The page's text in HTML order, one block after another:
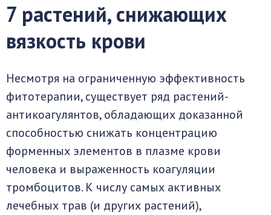
7 растений, снижающих
вязкость крови
Несмотря на ограниченную эффективность
фитотерапии, существует ряд растений-
антикоагулянтов, обладающих доказанной
способностью снижать концентрацию
форменных элементов в плазме крови
человека и выраженность коагуляции
тромбоцитов. К числу самых активных
лечебных трав (и других растений),